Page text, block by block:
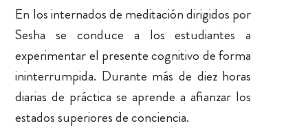
En los internados de meditación dirigidos por
Sesha se conduce a los estudiantes a
experimentar el presente cognitivo de forma
ininterrumpida. Durante más de diez horas
diarias de práctica se aprende a afianzar los
estados superiores de conciencia.